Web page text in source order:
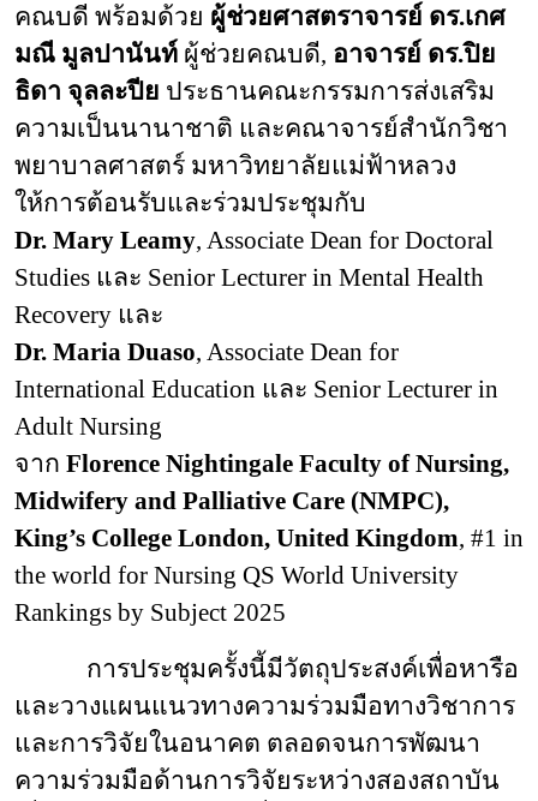
คณบดี พร้อมด้วย ผู้ช่วยศาสตราจารย์ ดร.เกศ
มณี มูลปานันท์ ผู้ช่วยคณบดี, อาจารย์ ดร.ปิย
ธิดา จุลละปีย ประธานคณะกรรมการส่งเสริม
ความเป็นนานาชาติ และคณาจารย์สำนักวิชา
พยาบาลศาสตร์ มหาวิทยาลัยแม่ฟ้าหลวง
ให้การต้อนรับและร่วมประชุมกับ
Dr. Mary Leamy, Associate Dean for Doctoral
Studies และ Senior Lecturer in Mental Health
Recovery และ
Dr. Maria Duaso, Associate Dean for
International Education และ Senior Lecturer in
Adult Nursing
จาก Florence Nightingale Faculty of Nursing,
Midwifery and Palliative Care (NMPC),
King’s College London, United Kingdom, #1 in
the world for Nursing QS World University
Rankings by Subject 2025
การประชุมครั้งนี้มีวัตถุประสงค์เพื่อหารือ
และวางแผนแนวทางความร่วมมือทางวิชาการ
และการวิจัยในอนาคต ตลอดจนการพัฒนา
ความร่วมมือด้านการวิจัยระหว่างสองสถาบัน